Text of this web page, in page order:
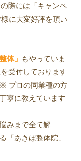
際には「キャンペ
に大変好評を頂い
体」
もやっていま
受付しております
プロの同業種の方
寧に教えています
みまで全て解
「あきば整体院」